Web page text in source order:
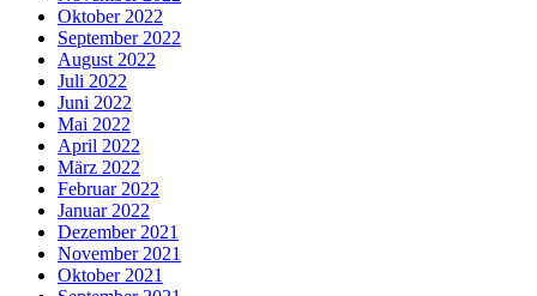
Oktober 2022
September 2022
August 2022
Juli 2022
Juni 2022
Mai 2022
April 2022
März 2022
Februar 2022
Januar 2022
Dezember 2021
November 2021
Oktober 2021